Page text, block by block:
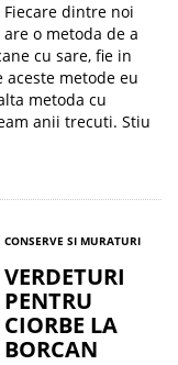
Fiecare dintre noi
are o metoda de a
cu sare, fie in
metode eu
metoda cu
anii trecuti. Stiu
CONSERVE SI MURATURI
VERDETURI
PENTRU
CIORBE LA
BORCAN